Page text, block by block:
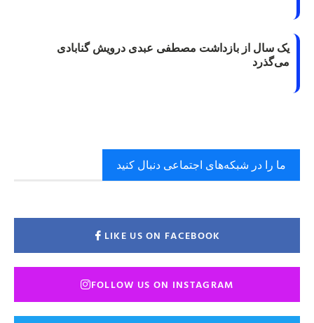
یک سال از بازداشت مصطفی عبدی درویش گنابادی
می‌گذرد
ما را در شبکه‌های اجتماعی دنبال کنید
LIKE US ON FACEBOOK
FOLLOW US ON INSTAGRAM